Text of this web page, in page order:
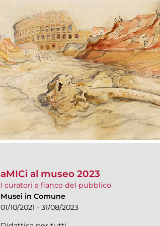
aMICi al museo 2023
I curatori a fianco del pubblico
Musei in Comune
01/10/2021 - 31/08/2023